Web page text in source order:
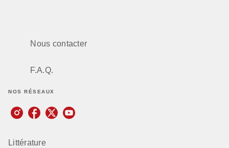
Nous contacter
F.A.Q.
NOS RÉSEAUX
Littérature